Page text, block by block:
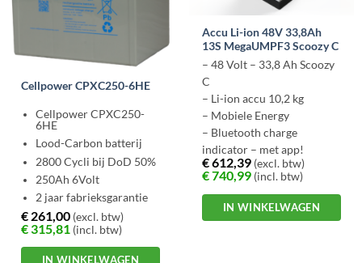
Cellpower CPXC250-6HE
Cellpower CPXC250-
6HE
Lood-Carbon batterij
2800 Cycli bij DoD 50%
250Ah 6Volt
2 jaar fabrieksgarantie
€ 261,00 (excl. btw)
€315,81 (incl. btw)
IN WINKELWAGEN
Accu Li-ion 48V 33,8Ah
13S MegaUMPF3 Scoozy C
– 48 Volt – 33,8 Ah Scoozy
C
– Li-ion accu 10,2 kg
– Mobiele Energy
– Bluetooth charge
indicator – met app!
– ABS/PC behuizing met
rubber
€612,39 (excl. btw)
€740,99 (incl. btw)
IN WINKELWAGEN